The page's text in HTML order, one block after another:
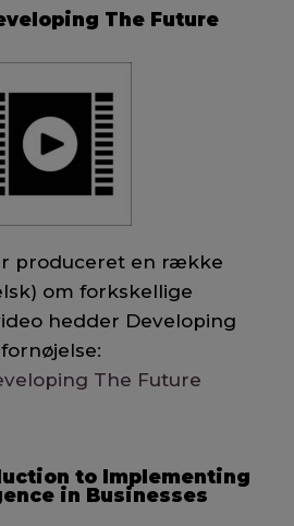
The Future
produceret en række
om forkskellige
hedder Developing
The Future
to Implementing
in Businesses